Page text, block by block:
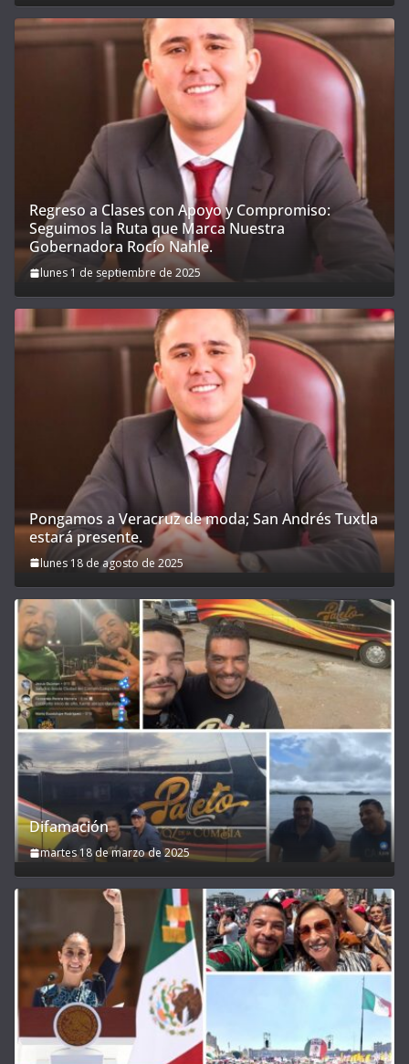
Regreso a Clases con Apoyo y Compromiso:
Seguimos la Ruta que Marca Nuestra
Gobernadora Rocío Nahle.
lunes 1 de septiembre de 2025
Pongamos a Veracruz de moda; San Andrés Tuxtla
estará presente.
lunes 18 de agosto de 2025
Difamación
martes 18 de marzo de 2025